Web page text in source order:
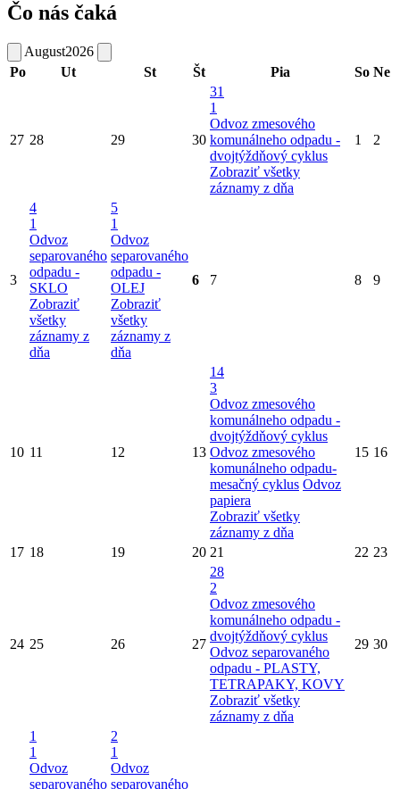
Čo nás čaká
August2026
Po
Ut St Št Pia So Ne
27 28 29 30
31
1
Odvoz zmesového
komunálneho odpadu -
dvojtýždňový cyklus
Zobraziť všetky
záznamy z dňa
1 2
3
4
1
Odvoz
separovaného
odpadu -
SKLO
Zobraziť
všetky
záznamy z
dňa
5
1
Odvoz
separovaného
odpadu -
OLEJ
Zobraziť
všetky
záznamy z
dňa
6 7 8 9
10 11 12 13
14
3
Odvoz zmesového
komunálneho odpadu -
dvojtýždňový cyklus
Odvoz zmesového
komunálneho odpadu-
mesačný cyklus Odvoz
papiera
Zobraziť všetky
záznamy z dňa
15 16
17 18 19 20 21 22 23
24 25 26 27
28
2
Odvoz zmesového
komunálneho odpadu -
dvojtýždňový cyklus
Odvoz separovaného
odpadu - PLASTY,
TETRAPAKY, KOVY
Zobraziť všetky
záznamy z dňa
29 30
1
1
Odvoz
separovaného
2
1
Odvoz
separovaného